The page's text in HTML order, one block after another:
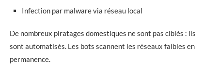
Infection par malware via réseau local
De nombreux piratages domestiques ne sont pas ciblés : ils
sont automatisés. Les bots scannent les réseaux faibles en
permanence.